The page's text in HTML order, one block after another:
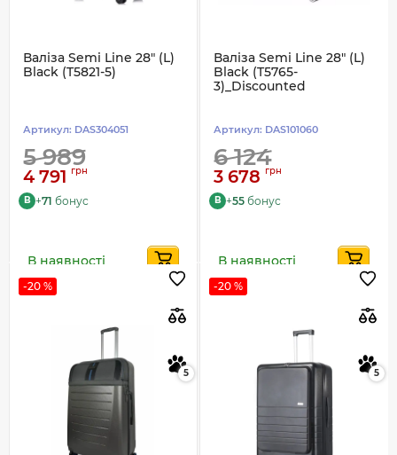
Валіза Semi Line 28" (L)
Black (T5821-5)
Артикул: DAS304051
5 989
4 791 грн
B +71 бонус
В наявності
Валіза Semi Line 28" (L)
Black (T5765-
3)_Discounted
Артикул: DAS101060
6 124
3 678 грн
B +55 бонус
В наявності
-20 %
5
-20 %
5